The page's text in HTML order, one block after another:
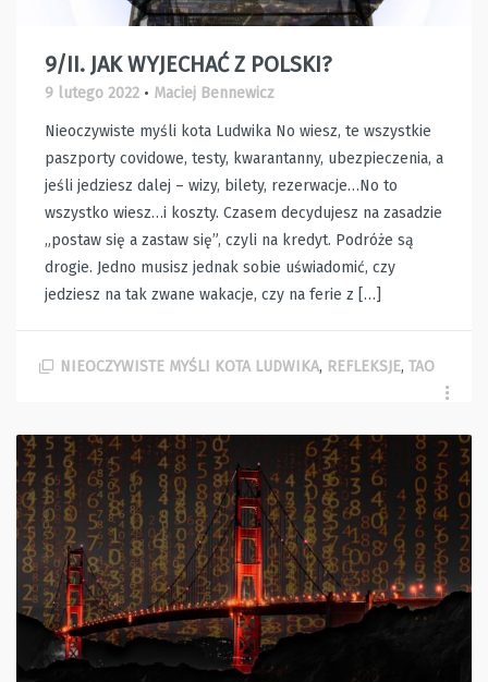
9/II. JAK WYJECHAĆ Z POLSKI?
9 lutego 2022 • Maciej Bennewicz
Nieoczywiste myśli kota Ludwika No wiesz, te wszystkie
paszporty covidowe, testy, kwarantanny, ubezpieczenia, a
jeśli jedziesz dalej – wizy, bilety, rezerwacje…No to
wszystko wiesz…i koszty. Czasem decydujesz na zasadzie
„postaw się a zastaw się”, czyli na kredyt. Podróże są
drogie. Jedno musisz jednak sobie uświadomić, czy
jedziesz na tak zwane wakacje, czy na ferie z […]
NIEOCZYWISTE MYŚLI KOTA LUDWIKA, REFLEKSJE, TAO